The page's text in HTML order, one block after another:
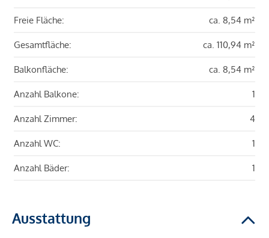
Freie Fläche: ca. 8,54 m²
Gesamtfläche: ca. 110,94 m²
Balkonfläche: ca. 8,54 m²
Anzahl Balkone: 1
Anzahl Zimmer: 4
Anzahl WC: 1
Anzahl Bäder: 1
Ausstattung